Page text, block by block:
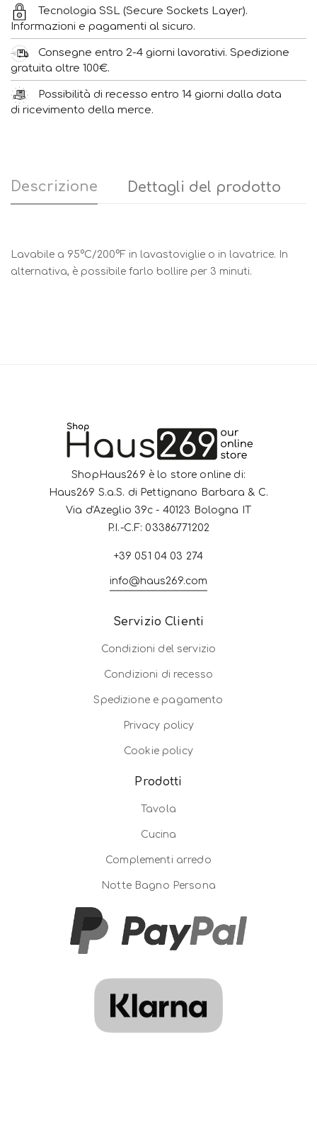
Tecnologia SSL (Secure Sockets Layer).
Informazioni e pagamenti al sicuro.
Consegne entro 2-4 giorni lavorativi. Spedizione
gratuita oltre 100€.
Possibilità di recesso entro 14 giorni dalla data
di ricevimento della merce.
Descrizione Dettagli del prodotto
Lavabile a 95°C/200°F in lavastoviglie o in lavatrice. In
alternativa, è possibile farlo bollire per 3 minuti.
ShopHaus269 è lo store online di:
Haus269 S.a.S. di Pettignano Barbara & C.
Via d'Azeglio 39c - 40123 Bologna IT
P.I.-C.F: 03386771202
+39 051 04 03 274
info@haus269.com
Servizio Clienti
Condizioni del servizio
Condizioni di recesso
Spedizione e pagamento
Privacy policy
Cookie policy
Prodotti
Tavola
Cucina
Complementi arredo
Notte Bagno Persona